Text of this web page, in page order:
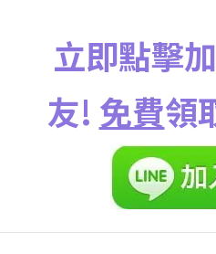
立即點擊
友! 免費領